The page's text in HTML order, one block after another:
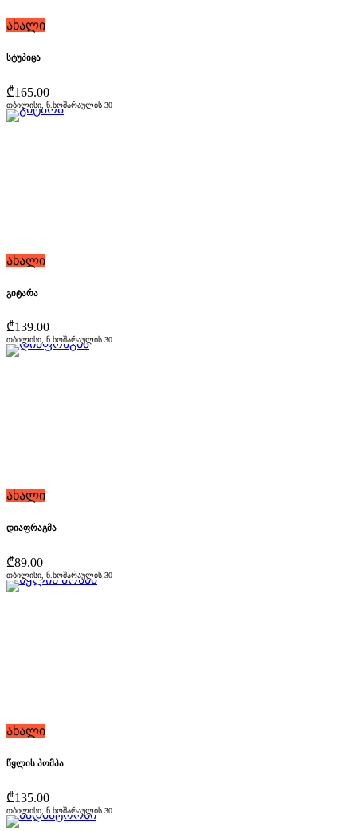
ახალი
სტუპიცა
₾165.00
თბილისი, ნ.ხოშარაულის 30
ახალი
გიტარა
₾139.00
თბილისი, ნ.ხოშარაულის 30
ახალი
დიაფრაგმა
₾89.00
თბილისი, ნ.ხოშარაულის 30
ახალი
წყლის პომპა
₾135.00
თბილისი, ნ.ხოშარაულის 30